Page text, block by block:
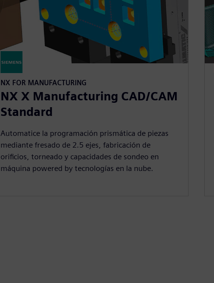
NX FOR MANUFACTURING
NX X Manufacturing CAD/CAM
Standard
Automatice la programación prismática de piezas
mediante fresado de 2.5 ejes, fabricación de
orificios, torneado y capacidades de sondeo en
máquina powered by tecnologías en la nube.